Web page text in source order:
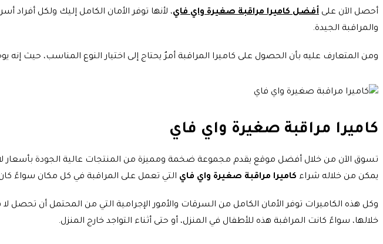
أحصل الآن على أفضل كاميرا مراقبة صغيرة واي فاي، لأنها توفر الأمان الكامل إليك ولكل أفراد
والمراقبة الجيدة.
ومن المتعارف عليه بأن الحصول على كاميرا المراقبة أمرٌ يحتاج إلى اختيار النوع المناسب، حيث إنه
كاميرا مراقبة صغيرة واي فاي
تسوق الآن من خلال أفضل موقع يقدم مجموعة ضخمة ومميزة من المنتجات عالية الجودة بأسعار
يمكن من خلاله شراء كاميرا مراقبة صغيرة واي فاي التي تعمل على المراقبة في كل مكان سواءً كان
وكل هذه الكاميرات توفر الأمان الكامل من السرقات والأمور الإجرامية التي من المحتمل أن تحصل
خلالها، سواءً كانت المراقبة هذه للأطفال في المنزل، أو حتى أثناء التواجد خارج المنزل.